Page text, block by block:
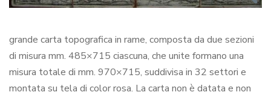
grande carta topografica in rame, composta da due sezioni
di misura mm. 485×715 ciascuna, che unite formano una
misura totale di mm. 970×715, suddivisa in 32 settori e
montata su tela di color rosa. La carta non è datata e non